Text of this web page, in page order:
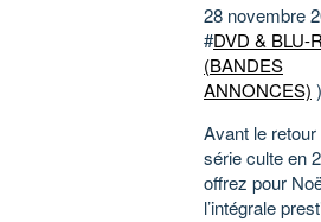
28 novembre
#DVD & BLU-
(BANDES
ANNONCES) )
Avant le retour
série culte en
offrez pour
l’intégrale